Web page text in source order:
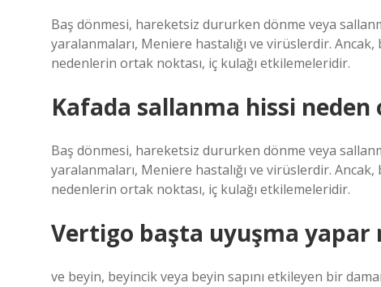
Baş dönmesi, hareketsiz dururken dönme veya
yaralanmaları, Meniere hastalığı ve virüslerdir.
nedenlerin ortak noktası, iç kulağı etkilemeleridir.
Kafada sallanma hissi neden
Baş dönmesi, hareketsiz dururken dönme veya
yaralanmaları, Meniere hastalığı ve virüslerdir.
nedenlerin ortak noktası, iç kulağı etkilemeleridir.
Vertigo başta uyuşma yapar
ve beyin, beyincik veya beyin sapını etkileyen bir